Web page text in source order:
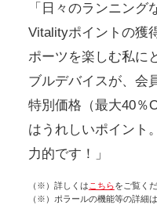
「日々のランニング
Vitalityポイントの獲
ポーツを楽しむ私に
ブルデバイスが、会
特別価格（最大40％
はうれしいポイント
力的です！」
（※）詳しくは こちらをご覧くだ
（※）ポラールの機能等の詳細は